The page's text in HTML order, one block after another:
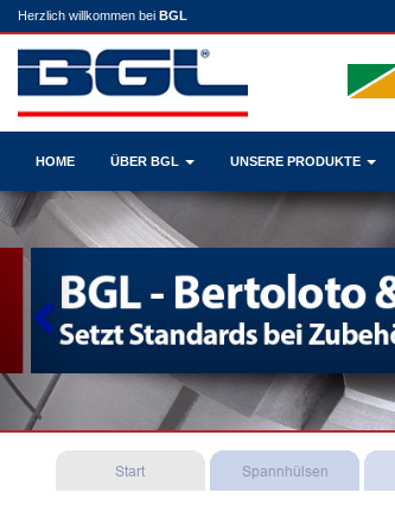
Herzlich willkommen bei BGL
HOME ÜBER BGL UNSERE PRODUKTE
Previous